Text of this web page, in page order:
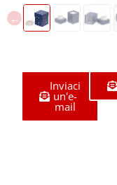
Inviaci
un'e-
mail